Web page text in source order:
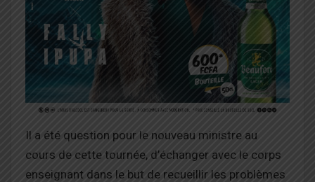
Il a été question pour le nouveau ministre au
cours de cette tournée, d’échanger avec le corps
enseignant dans le but de recueillir les problèmes